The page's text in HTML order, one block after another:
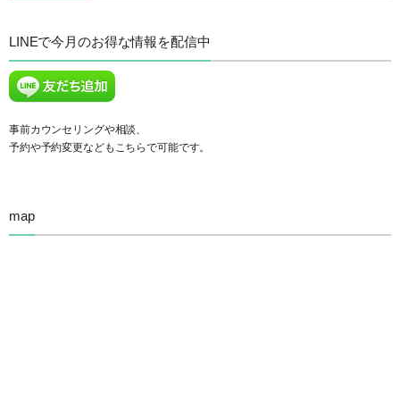
LINEで今月のお得な情報を配信中
事前カウンセリングや相談、
予約や予約変更などもこちらで可能です。
map